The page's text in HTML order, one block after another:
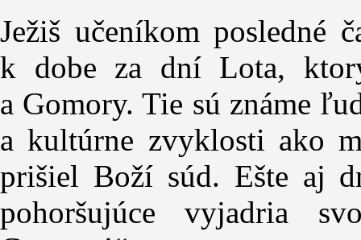
Ježiš učeníkom posledné
k dobe za dní Lota,
a Gomory. Tie sú známe
a kultúrne zvyklosti ako
prišiel Boží súd. Ešte aj
pohoršujúce vyjadria